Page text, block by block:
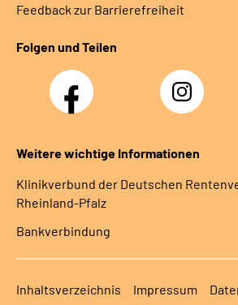
Feedback zur Barrierefreiheit
Folgen und Teilen
Facebook
Instagram
DRV
Nachwuchskräfte
Weitere wichtige Informationen
Klinikverbund der Deutschen
Rheinland-Pfalz
Bankverbindung
Inhaltsverzeichnis Impressum